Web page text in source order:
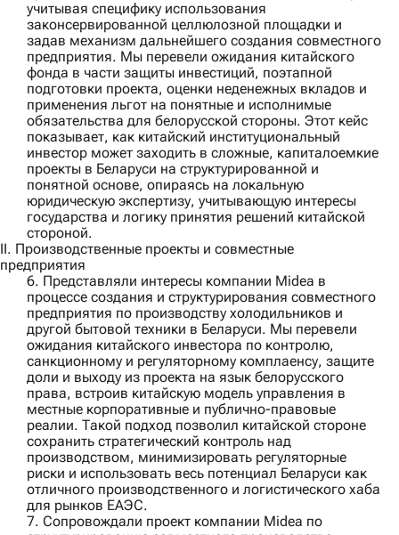
учитывая специфику использования
законсервированной целлюлозной площадки и
задав механизм дальнейшего создания совместного
предприятия. Мы перевели ожидания китайского
фонда в части защиты инвестиций, поэтапной
подготовки проекта, оценки неденежных вкладов и
применения льгот на понятные и исполнимые
обязательства для белорусской стороны. Этот кейс
показывает, как китайский институциональный
инвестор может заходить в сложные, капиталоемкие
проекты в Беларуси на структурированной и
понятной основе, опираясь на локальную
юридическую экспертизу, учитывающую интересы
государства и логику принятия решений китайской
стороной.
II. Производственные проекты и совместные
предприятия
6. Представляли интересы компании Midea в
процессе создания и структурирования совместного
предприятия по производству холодильников и
другой бытовой техники в Беларуси. Мы перевели
ожидания китайского инвестора по контролю,
санкционному и регуляторному комплаенсу, защите
доли и выходу из проекта на язык белорусского
права, встроив китайскую модель управления в
местные корпоративные и публично-правовые
реалии. Такой подход позволил китайской стороне
сохранить стратегический контроль над
производством, минимизировать регуляторные
риски и использовать весь потенциал Беларуси как
отличного производственного и логистического хаба
для рынков ЕАЭС.
7. Сопровождали проект компании Midea по